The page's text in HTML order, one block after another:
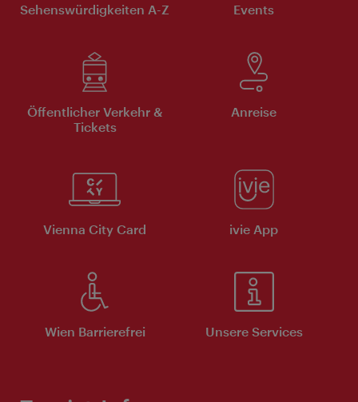
Sehenswürdigkeiten A-Z Events
Öffentlicher Verkehr &
Tickets
Anreise
Vienna City Card ivie App
Wien Barrierefrei Unsere Services